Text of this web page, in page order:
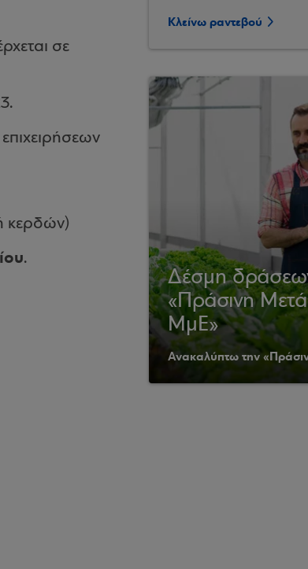
σε
κερδών)
.
Κλείνω ραντεβού
Δέσμη
«Πράσινη
ΜμΕ»
Ανακαλύπτω την